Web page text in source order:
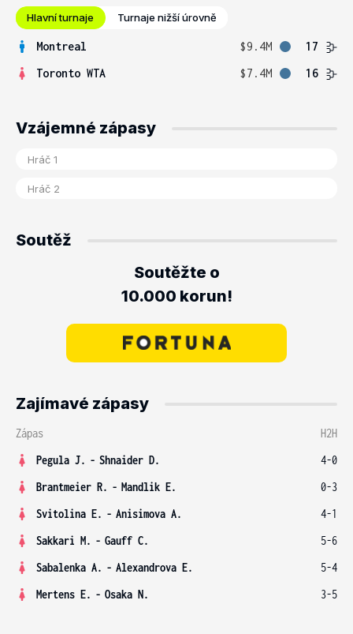
Hlavní turnaje Turnaje nižší úrovně
Montreal $9.4M
17
Toronto WTA
$7.4M 16
Vzájemné zápasy
Soutěž
Soutěžte o
10.000 korun!
Zajímavé zápasy
Zápas
H2H
Pegula J. - Shnaider D.
4-0
Brantmeier R. - Mandlik E.
0-3
Svitolina E. - Anisimova A.
4-1
Sakkari M. - Gauff C.
5-6
Sabalenka A. - Alexandrova E.
5-4
Mertens E. - Osaka N. 3-5